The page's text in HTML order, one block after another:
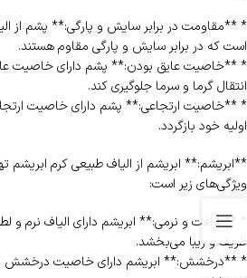
* **مقاومت در برابر سایش و پارگی:** پشم از
است که در برابر سایش و پارگی مقاوم هستند.
* **خاصیت عایق بودن:** پشم دارای خاصیت
انتقال گرما و سرما جلوگیری کند.
* **خاصیت ارتجاعی:** پشم دارای خاصیت
اولیه خود بازگردد.
**ابریشم:** ابریشم از الیاف طبیعی کرم ابریشم
ویژگی‌های زیر است:
* **ظرافت و نرمی:** ابریشم دارای الیاف نرم و
ظریف و زیبا می‌بخشد.
* **درخشش:** ابریشم دارای خاصیت درخشش